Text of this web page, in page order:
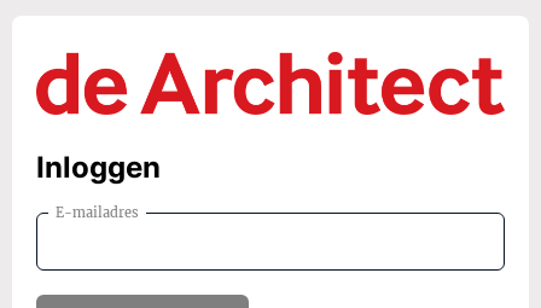
Inloggen
E-mailadres